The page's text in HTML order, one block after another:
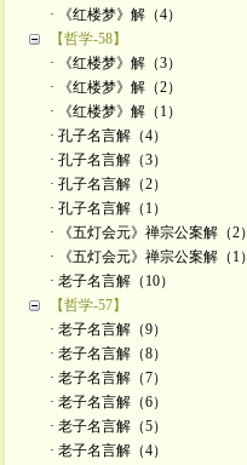
· 《红楼梦》解（4）
【哲学-58】
· 《红楼梦》解（3）
· 《红楼梦》解（2）
· 《红楼梦》解（1）
· 孔子名言解（4）
· 孔子名言解（3）
· 孔子名言解（2）
· 孔子名言解（1）
· 《五灯会元》禅宗公案解（2）
· 《五灯会元》禅宗公案解（1）
· 老子名言解（10）
【哲学-57】
· 老子名言解（9）
· 老子名言解（8）
· 老子名言解（7）
· 老子名言解（6）
· 老子名言解（5）
· 老子名言解（4）